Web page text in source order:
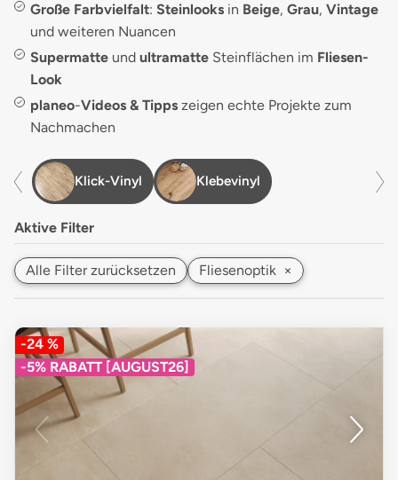
Große Farbvielfalt: Steinlooks in Beige, Grau, Vintage
und weiteren Nuancen
Supermatte und ultramatte Steinflächen im Fliesen-
Look
planeo-Videos & Tipps zeigen echte Projekte zum
Nachmachen
Klick-Vinyl Klebevinyl
Aktive Filter
Alle Filter zurücksetzen Fliesenoptik ×
-24 %
-5% RABATT [AUGUST26]